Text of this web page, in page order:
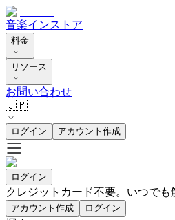
音楽インストア
料金
リソース
お問い合わせ
🇯🇵
ログイン アカウント作成
ログイン
クレジットカード不要。いつでも
アカウント作成 ログイン